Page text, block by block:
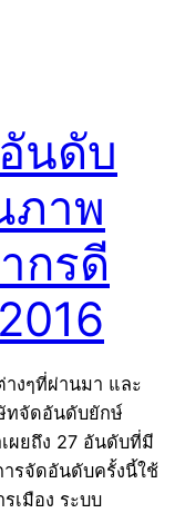
นดับ
ภาพ
กรดี
งๆที่ผ่านมา และ
ทจัดอันดับยักษ์
ผยถึง 27 อันดับที่มี
รจัดอันดับครั้งนี้ใช้
เมือง ระบบ